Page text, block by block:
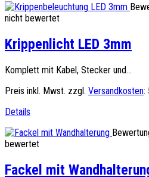
nicht bewertet
Krippenlicht LED 3mm
Komplett mit Kabel, Stecker und...
Preis inkl. Mwst. zzgl. Versandkosten:
Details
bewertet
Fackel mit